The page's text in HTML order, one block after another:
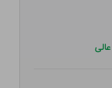
عالی